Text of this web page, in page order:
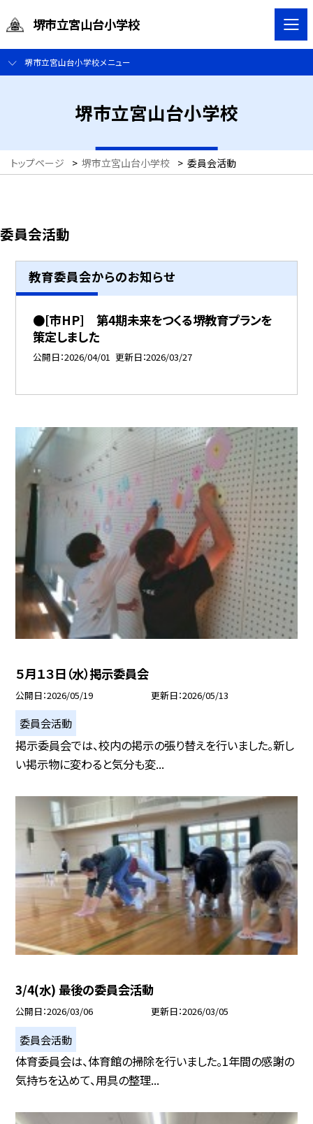
堺市立宮山台小学校
堺市立宮山台小学校メニュー
堺市立宮山台小学校
トップページ > 堺市立宮山台小学校 > 委員会活動
委員会活動
教育委員会からのお知らせ
●[市HP] 第4期未来をつくる堺教育プランを
策定しました
公開日 2026/04/01 更新日 2026/03/27
５月１３日（水）掲示委員会
公開日 2026/05/19 更新日 2026/05/13
委員会活動
掲示委員会では、校内の掲示の張り替えを行いました。新し
い掲示物に変わると気分も変...
3/4(水) 最後の委員会活動
公開日 2026/03/06 更新日 2026/03/05
委員会活動
体育委員会は、体育館の掃除を行いました。1年間の感謝の
気持ちを込めて、用具の整理...